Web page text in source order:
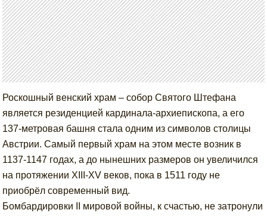
Роскошный венский храм – собор Святого Штефана
является резиденцией кардинала-архиепископа, а его
137-метровая башня стала одним из символов столицы
Австрии. Самый первый храм на этом месте возник в
1137-1147 годах, а до нынешних размеров он увеличился
на протяжении XIII-XV веков, пока в 1511 году не
приобрёл современный вид.
Бомбардировки II мировой войны, к счастью, не затронули